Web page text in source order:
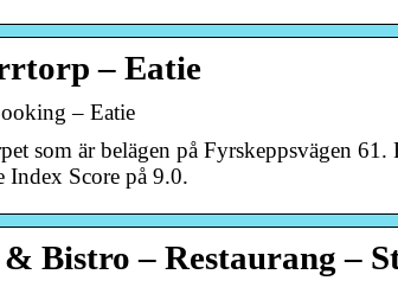
– Eatie
– Eatie
som är belägen på Fyrskeppsvägen 61.
Index Score på 9.0.
Bistro – Restaurang –